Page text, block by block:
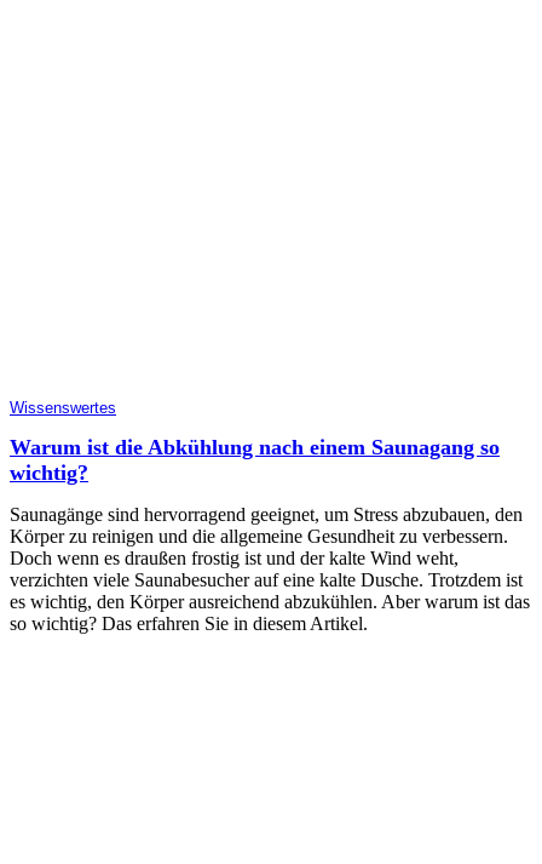
Wissenswertes
Warum ist die Abkühlung nach einem Saunagang so
wichtig?
Saunagänge sind hervorragend geeignet, um Stress abzubauen, den
Körper zu reinigen und die allgemeine Gesundheit zu verbessern.
Doch wenn es draußen frostig ist und der kalte Wind weht,
verzichten viele Saunabesucher auf eine kalte Dusche. Trotzdem ist
es wichtig, den Körper ausreichend abzukühlen. Aber warum ist das
so wichtig? Das erfahren Sie in diesem Artikel.